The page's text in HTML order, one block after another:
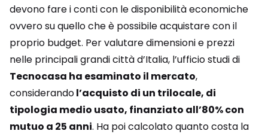
devono fare i conti con le disponibilità economiche
ovvero su quello che è possibile acquistare con il
proprio budget. Per valutare dimensioni e prezzi
nelle principali grandi città d’Italia, l’ufficio studi di
Tecnocasa ha esaminato il mercato,
considerandol’acquisto di un trilocale, di
tipologia medio usato, finanziato all’80% con
mutuo a 25 anni. Ha poi calcolato quanto costa la